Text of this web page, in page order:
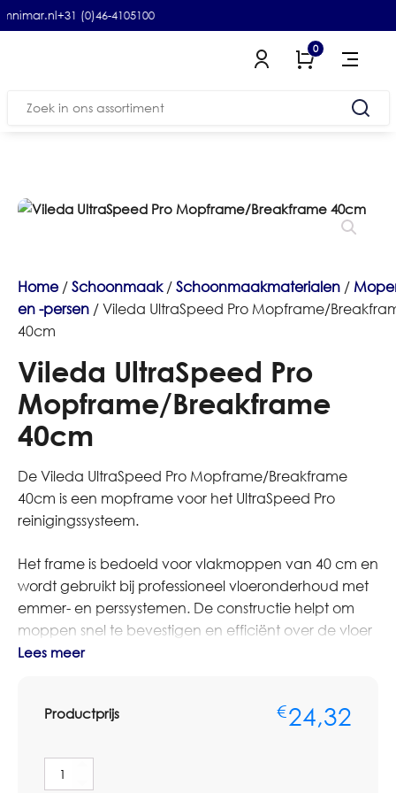
+31 (0)46-4105100
0
Zoeken
Home/Schoonmaak/Schoonmaakmaterialen /
en -persen / Vileda UltraSpeed Pro Mopframe/
40cm
Vileda UltraSpeed Pro
Mopframe/Breakframe
40cm
De Vileda UltraSpeed Pro Mopframe/Breakframe
40cm is een mopframe voor het UltraSpeed Pro
reinigingssysteem.
Het frame is bedoeld voor vlakmoppen van 40 cm en
wordt gebruikt bij professioneel vloeronderhoud met
emmer- en perssystemen. De constructie helpt om
moppen snel te bevestigen en efficiënt over de vloer
te bewegen.
harde vloeren in kantoren, zorginstellingen, scholen,
Bestelt u dit artikel in grotere aantallen of op basis van
Lees meer
Productprijs €24,32
Vileda
UltraSpeed